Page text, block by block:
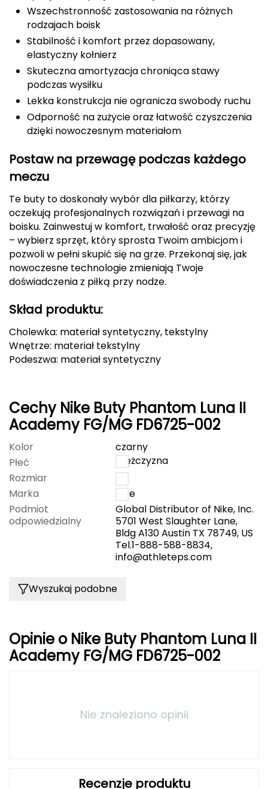
Deuter
Dolomite
EISBAR
ENERO
ENERO CAMP
ENERO PRO
Elmer by Swany
Extremities
F
FASHY
Fjord Nansen
G
GIVOVA
Gear Aid
Gerber
Giant Dragon
Gilmonte
Granger's
Grivel
Wszechstronność zastosowania na różnych
rodzajach boisk
Stabilność i komfort przez dopasowany,
elastyczny kołnierz
Skuteczna amortyzacja chroniąca stawy
podczas wysiłku
Lekka konstrukcja nie ogranicza swobody ruchu
Odporność na zużycie oraz łatwość czyszczenia
dzięki nowoczesnym materiałom
Postaw na przewagę podczas każdego
meczu
Te buty to doskonały wybór dla piłkarzy, którzy
oczekują profesjonalnych rozwiązań i przewagi na
boisku. Zainwestuj w komfort, trwałość oraz precyzję
– wybierz sprzęt, który sprosta Twoim ambicjom i
pozwoli w pełni skupić się na grze. Przekonaj się, jak
nowoczesne technologie zmieniają Twoje
doświadczenia z piłką przy nodze.
Skład produktu:
Cholewka: materiał syntetyczny, tekstylny
Wnętrze: materiał tekstylny
Podeszwa: materiał syntetyczny
Cechy Nike Buty Phantom Luna II
Academy FG/MG FD6725-002
Kolor
czarny
Płeć
mężczyzna
Rozmiar
Marka
Nike
Podmiot
odpowiedzialny
Global Distributor of Nike, Inc.
5701 West Slaughter Lane,
Bldg A130 Austin TX 78749, US
Tel.1-888-588-8834,
info@athleteps.com
Wyszukaj podobne
Opinie o Nike Buty Phantom Luna II
Academy FG/MG FD6725-002
Nie znaleziono opinii
Recenzje produktu